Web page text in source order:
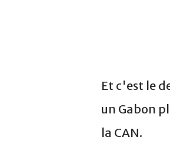
Et c'est le
un Gabon
la CAN.